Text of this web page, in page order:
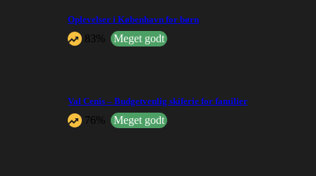
Oplevelser i København for børn
83% Meget godt
Val Cenis – Budgetvenlig skiferie for familier
76% Meget godt